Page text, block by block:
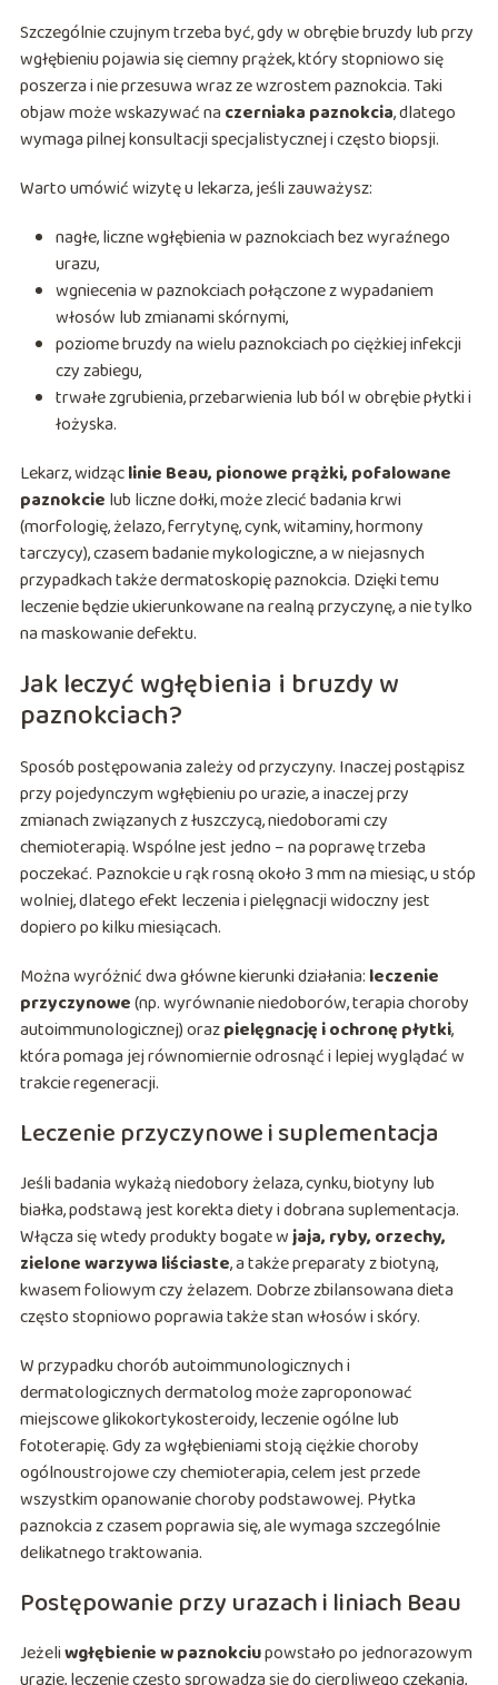
Szczególnie czujnym trzeba być, gdy w obrębie bruzdy lub przy
wgłębieniu pojawia się ciemny prążek, który stopniowo się
poszerza i nie przesuwa wraz ze wzrostem paznokcia. Taki
objaw może wskazywać na czerniaka paznokcia, dlatego
wymaga pilnej konsultacji specjalistycznej i często biopsji.
Warto umówić wizytę u lekarza, jeśli zauważysz:
nagłe, liczne wgłębienia w paznokciach bez wyraźnego
urazu,
wgniecenia w paznokciach połączone z wypadaniem
włosów lub zmianami skórnymi,
poziome bruzdy na wielu paznokciach po ciężkiej infekcji
czy zabiegu,
trwałe zgrubienia, przebarwienia lub ból w obrębie płytki i
łożyska.
Lekarz, widząclinie Beau, pionowe prążki, pofalowane
paznokcie lub liczne dołki, może zlecić badania krwi
(morfologię, żelazo, ferrytynę, cynk, witaminy, hormony
tarczycy), czasem badanie mykologiczne, a w niejasnych
przypadkach także dermatoskopię paznokcia. Dzięki temu
leczenie będzie ukierunkowane na realną przyczynę, a nie tylko
na maskowanie defektu.
Jak leczyć wgłębienia i bruzdy w
paznokciach?
Sposób postępowania zależy od przyczyny. Inaczej postąpisz
przy pojedynczym wgłębieniu po urazie, a inaczej przy
zmianach związanych z łuszczycą, niedoborami czy
chemioterapią. Wspólne jest jedno – na poprawę trzeba
poczekać. Paznokcie u rąk rosną około 3 mm na miesiąc, u stóp
wolniej, dlatego efekt leczenia i pielęgnacji widoczny jest
dopiero po kilku miesiącach.
Można wyróżnić dwa główne kierunki działania: leczenie
przyczynowe(np. wyrównanie niedoborów, terapia choroby
autoimmunologicznej) orazpielęgnację i ochronę płytki,
która pomaga jej równomiernie odrosnąć i lepiej wyglądać w
trakcie regeneracji.
Leczenie przyczynowe i suplementacja
Jeśli badania wykażą niedobory żelaza, cynku, biotyny lub
białka, podstawą jest korekta diety i dobrana suplementacja.
Włącza się wtedy produkty bogate wjaja, ryby, orzechy,
zielone warzywa liściaste, a także preparaty z biotyną,
kwasem foliowym czy żelazem. Dobrze zbilansowana dieta
często stopniowo poprawia także stan włosów i skóry.
W przypadku chorób autoimmunologicznych i
dermatologicznych dermatolog może zaproponować
miejscowe glikokortykosteroidy, leczenie ogólne lub
fototerapię. Gdy za wgłębieniami stoją ciężkie choroby
ogólnoustrojowe czy chemioterapia, celem jest przede
wszystkim opanowanie choroby podstawowej. Płytka
paznokcia z czasem poprawia się, ale wymaga szczególnie
delikatnego traktowania.
Postępowanie przy urazach i liniach Beau
Jeżeliwgłębienie w paznokciupowstało po jednorazowym